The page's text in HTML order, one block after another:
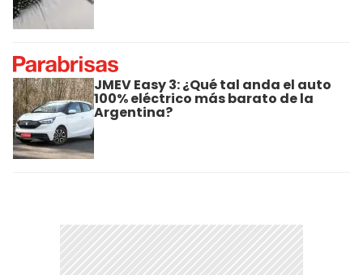
JMEV Easy 3: ¿Qué tal anda el auto
100% eléctrico más barato de la
Argentina?